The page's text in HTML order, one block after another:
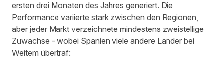
ersten drei Monaten des Jahres generiert. Die
Performance variierte stark zwischen den Regionen,
aber jeder Markt verzeichnete mindestens zweistellige
Zuwächse - wobei Spanien viele andere Länder bei
Weitem übertraf: